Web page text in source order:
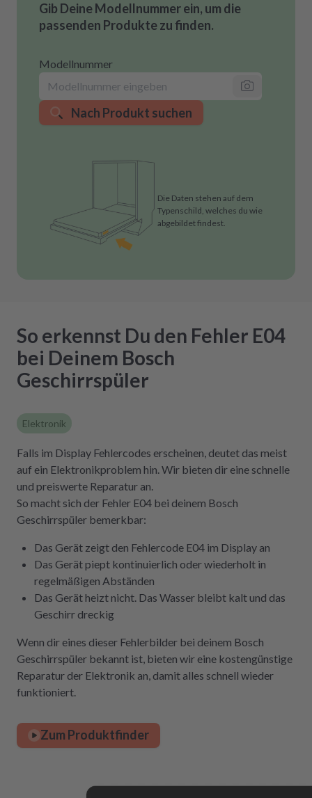
Gib Deine Modellnummer ein, um die
passenden Produkte zu finden.
Modellnummer
Nach Produkt suchen
Die Daten stehen auf dem
Typenschild, welches du wie
abgebildet findest.
So erkennst Du den Fehler E04
bei Deinem Bosch
Geschirrspüler
Elektronik
Falls im Display Fehlercodes erscheinen, deutet das meist
auf ein Elektronikproblem hin. Wir bieten dir eine schnelle
und preiswerte Reparatur an.
So macht sich der Fehler E04 bei deinem Bosch
Geschirrspüler bemerkbar:
Das Gerät zeigt den Fehlercode E04 im Display an
Das Gerät piept kontinuierlich oder wiederholt in
regelmäßigen Abständen
Das Gerät heizt nicht. Das Wasser bleibt kalt und das
Geschirr dreckig
Wenn dir eines dieser Fehlerbilder bei deinem Bosch
Geschirrspüler bekannt ist, bieten wir eine kostengünstige
Reparatur der Elektronik an, damit alles schnell wieder
funktioniert.
Zum Produktfinder